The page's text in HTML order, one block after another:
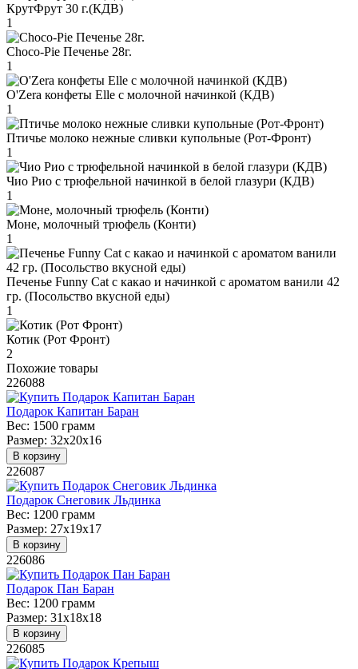
КрутФрут 30 г.(КДВ)
1
Choco-Pie Печенье 28г.
1
O'Zera конфеты Elle с молочной начинкой (КДВ)
1
Птичье молоко нежные сливки купольные (Рот-Фронт)
1
Чио Рио с трюфельной начинкой в белой глазури (КДВ)
1
Моне, молочный трюфель (Конти)
1
Печенье Funny Сat с какао и начинкой с ароматом ванили 42
гр. (Посольство вкусной еды)
1
Котик (Рот Фронт)
2
Похожие товары
226088
Подарок Капитан Баран
Вес: 1500 грамм
Размер: 32х20х16
В корзину
226087
Подарок Снеговик Льдинка
Вес: 1200 грамм
Размер: 27х19х17
В корзину
226086
Подарок Пан Баран
Вес: 1200 грамм
Размер: 31х18х18
В корзину
226085